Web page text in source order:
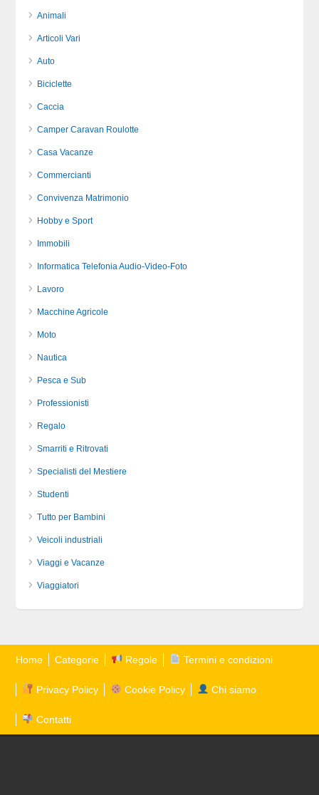
Animali
Articoli Vari
Auto
Biciclette
Caccia
Camper Caravan Roulotte
Casa Vacanze
Commercianti
Convivenza Matrimonio
Hobby e Sport
Immobili
Informatica Telefonia Audio-Video-Foto
Lavoro
Macchine Agricole
Moto
Nautica
Pesca e Sub
Professionisti
Regalo
Smarriti e Ritrovati
Specialisti del Mestiere
Studenti
Tutto per Bambini
Veicoli industriali
Viaggi e Vacanze
Viaggiatori
Home Categorie Regole Termini e condizioni
Privacy Policy Cookie Policy Chi siamo
Contatti